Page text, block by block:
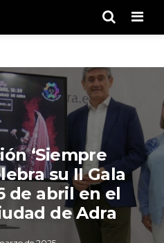
‘Siempre
su II Gala
de abril en el
de Adra